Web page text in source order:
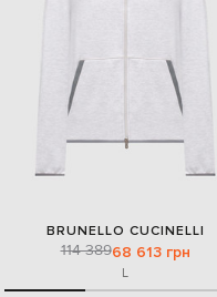
BRUNELLO CUCINELLI
114 38968 613 грн
L